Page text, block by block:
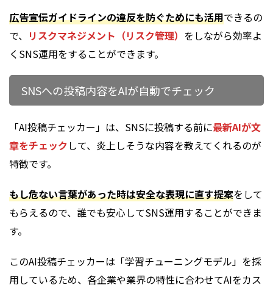
広告宣伝ガイドラインの違反を防ぐためにも活用できるの
で、 リスクマネジメント（リスク管理） をしながら効率よ
くSNS運用をすることができます。
SNSへの投稿内容をAIが自動でチェック
「AI投稿チェッカー」は、SNSに投稿する前に最新AIが文
章をチェックして、炎上しそうな内容を教えてくれるのが
特徴です。
もし危ない言葉があった時は安全な表現に直す提案をして
もらえるので、誰でも安心してSNS運用することができま
す。
このAI投稿チェッカーは「学習チューニングモデル」を採
用しているため、各企業や業界の特性に合わせてAIをカス